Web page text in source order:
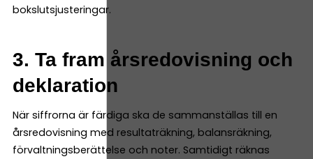
bokslutsjusteringar.
3. Ta fram årsredovisning och
deklaration
När siffrorna är färdiga ska de sammanställas till en
årsredovisning med resultaträkning, balansräkning,
förvaltningsberättelse och noter. Samtidigt räknas